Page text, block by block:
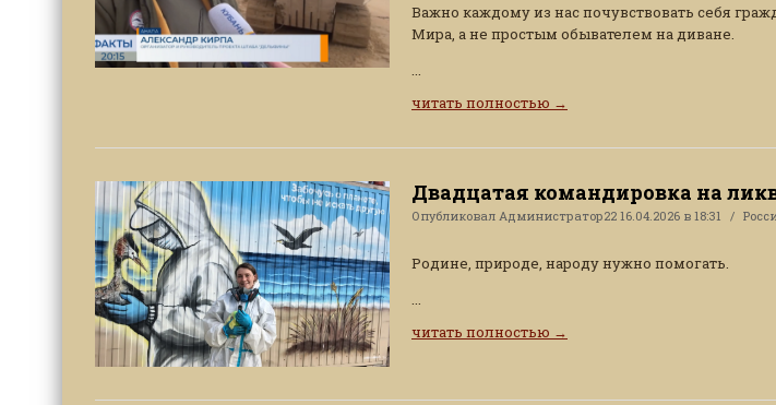
Важно каждому из нас почувствовать себя
Мира, а не простым обывателем на диване.
читать полностью →
Двадцатая командировка на
Опубликовал Администратор22 16.04.2026 в 18:31
Родине, природе, народу нужно помогать.
читать полностью →